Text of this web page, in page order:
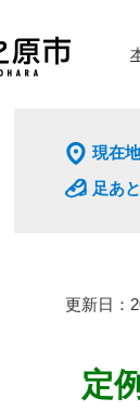
ー
ジ
の
ニ
ュ
ー
現在地
本
更新日：
定